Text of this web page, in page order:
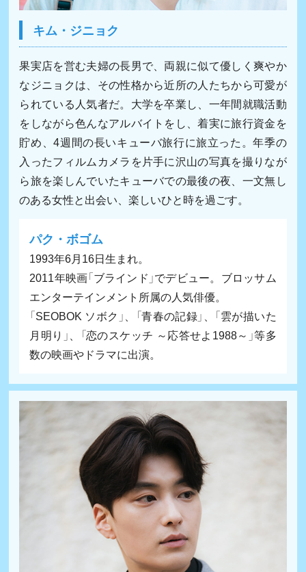
キム・ジニョク
果実店を営む夫婦の長男で、両親に似て優しく爽やか
なジニョクは、その性格から近所の人たちから可愛が
られている人気者だ。大学を卒業し、一年間就職活動
をしながら色んなアルバイトをし、着実に旅行資金を
貯め、4週間の長いキューバ旅行に旅立った。年季の
入ったフィルムカメラを片手に沢山の写真を撮りなが
ら旅を楽しんでいたキューバでの最後の夜、一文無し
のある女性と出会い、楽しいひと時を過ごす。
パク・ボゴム
1993年6月16日生まれ。
2011年映画「ブラインド」でデビュー。ブロッサム
エンターテインメント所属の人気俳優。
「SEOBOK ソボク」、「青春の記録」、「雲が描いた
月明り」、「恋のスケッチ ～応答せよ1988～」等多
数の映画やドラマに出演。